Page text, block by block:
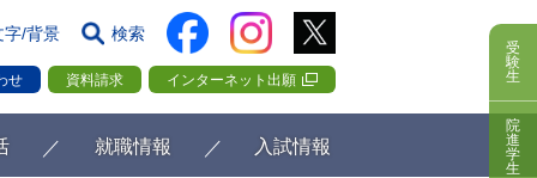
字/背景 検索
せ 資料請求 インターネット出願
就職情報 入試情報
受
験
生
院
進
学
生